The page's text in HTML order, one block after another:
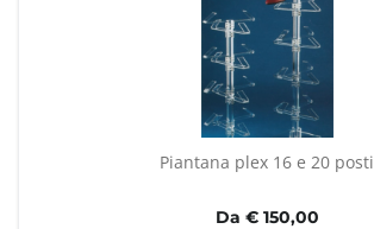
Piantana plex 16 e 20 posti
Da € 150,00